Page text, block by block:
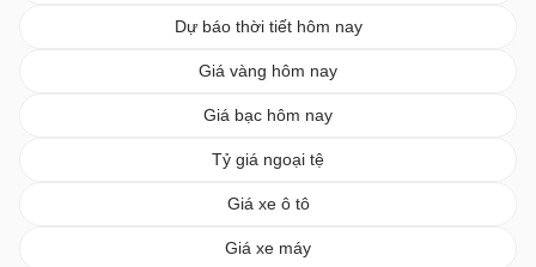
Dự báo thời tiết hôm nay
Giá vàng hôm nay
Giá bạc hôm nay
Tỷ giá ngoại tệ
Giá xe ô tô
Giá xe máy